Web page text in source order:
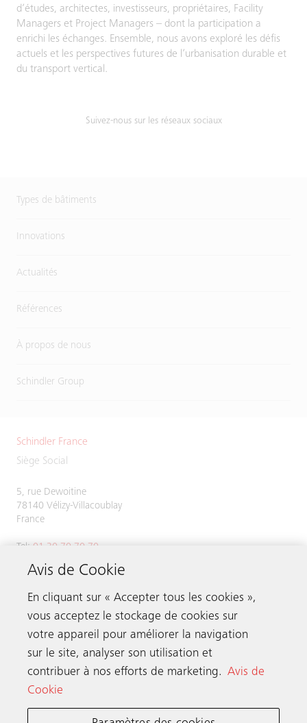
d’études, architectes, investisseurs, propriétaires, Facility
Managers et Project Managers – dont la participation a
enrichi les échanges. Ensemble, nous avons exploré les défis
actuels et les perspectives futures de l’urbanisation durable et
du transport vertical.
Suivez-nous sur les réseaux sociaux
Types de bâtiments
Innovations
Actualités
Références
À propos de nous
Schindler Group
Schindler France
Siège Social
5, rue Dewoitine
78140 Vélizy-Villacoublay
France
Tel: 01 30 70 70 70
Nous contacter
Schindler dans le monde
Avis de Cookie
En cliquant sur « Accepter tous les cookies »,
vous acceptez le stockage de cookies sur
votre appareil pour améliorer la navigation
sur le site, analyser son utilisation et
contribuer à nos efforts de marketing. Avis de
Cookie